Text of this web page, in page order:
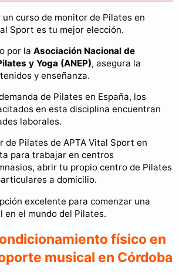
curso de monitor de Pilates en
Sport es tu mejor elección.
por la Asociación Nacional de
y Yoga (ANEP), asegura la
y enseñanza.
de Pilates en España, los
en esta disciplina encuentran
laborales.
de Pilates de APTA Vital Sport en
para trabajar en centros
abrir tu propio centro de Pilates
a domicilio.
excelente para comenzar una
en el mundo del Pilates.
físico en
musical en Córdoba